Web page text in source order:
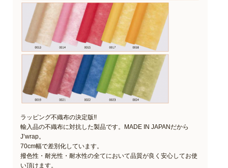
ラッピング不織布の決定版!!
輸入品の不織布に対抗した製品です。MADE IN JAPANだから
J’wrap。
70cm幅で差別化しています。
撥色性・耐光性・耐水性の全てにおいて品質が良く安心してお使
い頂けます。